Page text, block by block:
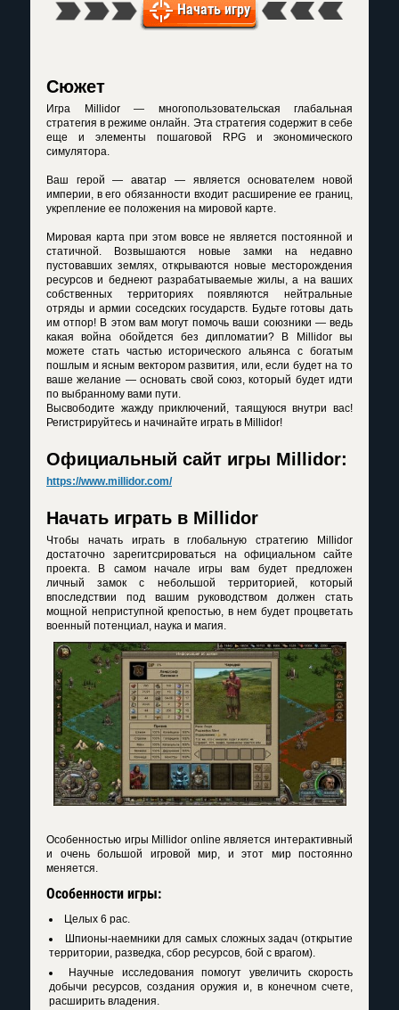
Начать игру
Сюжет
Игра Millidor — многопользовательская глабальная
стратегия в режиме онлайн. Эта стратегия содержит в себе
еще и элементы пошаговой RPG и экономического
симулятора.
Ваш герой — аватар — является основателем новой
империи, в его обязанности входит расширение ее границ,
укрепление ее положения на мировой карте.
Мировая карта при этом вовсе не является постоянной и
статичной. Возвышаются новые замки на недавно
пустовавших землях, открываются новые месторождения
ресурсов и беднеют разрабатываемые жилы, а на ваших
собственных территориях появляются нейтральные
отряды и армии соседских государств. Будьте готовы дать
им отпор! В этом вам могут помочь ваши союзники — ведь
какая война обойдется без дипломатии? В Millidor вы
можете стать частью исторического альянса с богатым
пошлым и ясным вектором развития, или, если будет на то
ваше желание — основать свой союз, который будет идти
по выбранному вами пути.
Высвободите жажду приключений, таящуюся внутри вас!
Регистрируйтесь и начинайте играть в Millidor!
Официальный сайт игры Millidor:
https://www.millidor.com/
Начать играть в Millidor
Чтобы начать играть в глобальную стратегию Millidor
достаточно зарегитсрироваться на официальном сайте
проекта. В самом начале игры вам будет предложен
личный замок с небольшой территорией, который
впоследствии под вашим руководством должен стать
мощной неприступной крепостью, в нем будет процветать
военный потенциал, наука и магия.
Особенностью игры Millidor online является интерактивный
и очень большой игровой мир, и этот мир постоянно
меняется.
Особенности игры:
Целых 6 рас.
Шпионы-наемники для самых сложных задач (открытие
территории, разведка, сбор ресурсов, бой с врагом).
Научные исследования помогут увеличить скорость
добычи ресурсов, создания оружия и, в конечном счете,
расширить владения.